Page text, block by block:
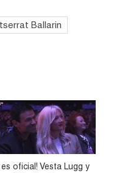
Ballarin
es oficial! Vesta Lugg y